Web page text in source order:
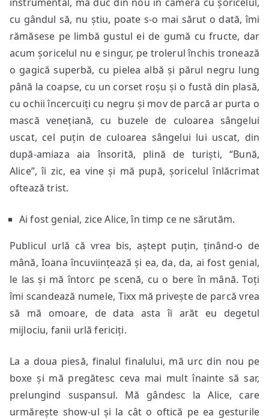
cu gândul să, nu știu, poate s-o mai sărut o dată, îmi
rămăsese pe limbă gustul ei de gumă cu fructe, dar
acum șoricelul nu e singur, pe trolerul închis tronează
o gagică superbă, cu pielea albă și părul negru lung
până la coapse, cu un corset roșu și o fustă din plasă,
cu ochii încercuiți cu negru și mov de parcă ar purta o
mască venețiană, cu buzele de culoarea sângelui
uscat, cel puțin de culoarea sângelui lui uscat, din
după-amiaza aia însorită, plină de turiști, “Bună,
Alice”, îi zic, ea vine și mă pupă, șoricelul înlăcrimat
oftează trist.
Ai fost genial, zice Alice, în timp ce ne sărutăm.
Publicul urlă că vrea bis, aștept puțin, ținând-o de
mână, Ioana încuviințează și ea, da, da, ai fost genial,
le las și mă întorc pe scenă, cu o bere în mână. Toți
îmi scandează numele, Tixx mă privește de parcă vrea
să mă omoare, de data asta îi arăt eu degetul
mijlociu, fanii urlă fericiți.
La a doua piesă, finalul finalului, mă urc din nou pe
boxe și mă pregătesc ceva mai mult înainte să sar,
prelungind suspansul. Mă gândesc la Alice, care
urmărește show-ul și la cât o oftică pe ea gesturile